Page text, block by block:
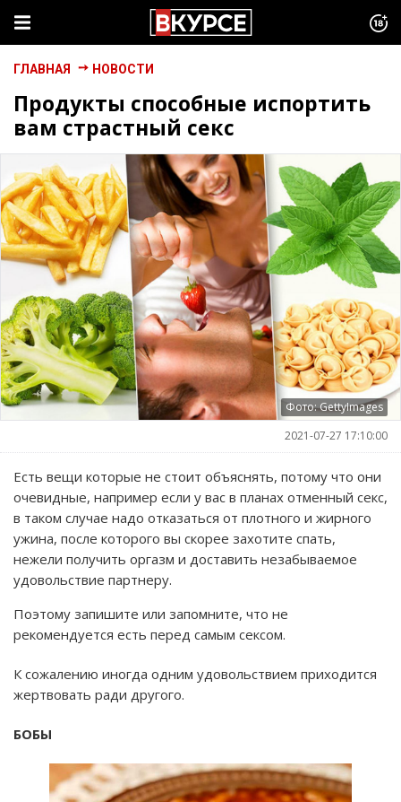
ГЛАВНАЯ НОВОСТИ
Продукты способные испортить
вам страстный секс
Фото: GettyImages
2021-07-27 17:10:00
Есть вещи которые не стоит объяснять, потому что они
очевидные, например если у вас в планах отменный секс,
в таком случае надо отказаться от плотного и жирного
ужина, после которого вы скорее захотите спать,
нежели получить оргазм и доставить незабываемое
удовольствие партнеру.
Поэтому запишите или запомните, что не
рекомендуется есть перед самым сексом.
К сожалению иногда одним удовольствием приходится
жертвовать ради другого.
БОБЫ